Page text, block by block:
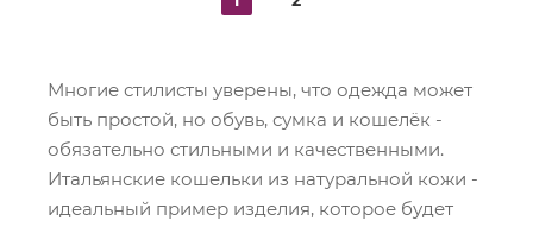
Многие стилисты уверены, что одежда может
быть простой, но обувь, сумка и кошелёк -
обязательно стильными и качественными.
Итальянские кошельки из натуральной кожи -
идеальный пример изделия, которое будет